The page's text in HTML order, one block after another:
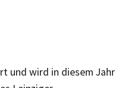
und wird in diesem Jahr